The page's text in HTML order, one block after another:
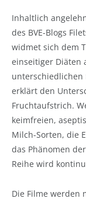
Inhaltlich
des BVE-Blogs
widmet sich dem
einseitiger Diäten
unterschiedlichen
erklärt den
Fruchtaufstrich.
keimfreien,
Milch-Sorten, die
das Phänomen
Reihe wird
Die Filme werden